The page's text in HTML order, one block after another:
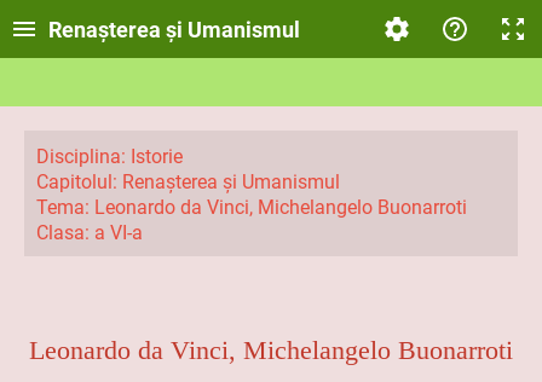
Renașterea și Umanismul
Disciplina: Istorie
Capitolul: Renașterea și Umanismul
Tema: Leonardo da Vinci, Michelangelo Buonarroti
Clasa: a VI-a
Leonardo da Vinci, Michelangelo Buonarroti